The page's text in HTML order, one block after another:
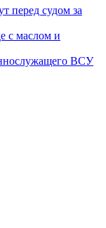
перед судом за
с маслом и
ВСУ